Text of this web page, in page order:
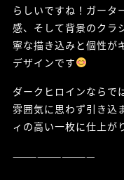
らしいですね！ガータ
感、そして背景のクラ
寧な描き込みと個性が
デザインです
ダークヒロインならで
雰囲気に思わず引き込
ィの高い一枚に仕上が
——————————